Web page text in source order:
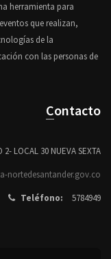
herramienta para
que realizan,
de la
con las personas de
Contacto
2- LOCAL 30 NUEVA SEXTA
nortedesantander.gov.co
Teléfono:
5784949